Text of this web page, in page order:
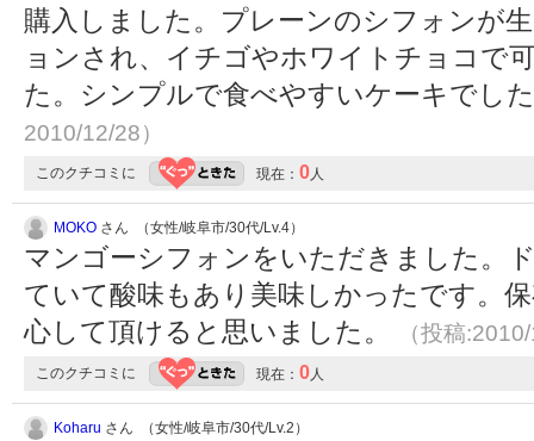
購入しました。プレーンのシフォンが
ョンされ、イチゴやホワイトチョコで
た。シンプルで食べやすいケーキでし
2010/12/28）
このクチコミに 現在： 0人
MOKO さん （女性/岐阜市/30代/Lv.4）
マンゴーシフォンをいただきました。
ていて酸味もあり美味しかったです。
心して頂けると思いました。
（投稿
このクチコミに 現在： 0人
Koharu さん （女性/岐阜市/30代/Lv.2）